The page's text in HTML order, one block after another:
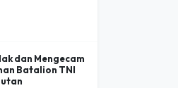
dan Mengecam